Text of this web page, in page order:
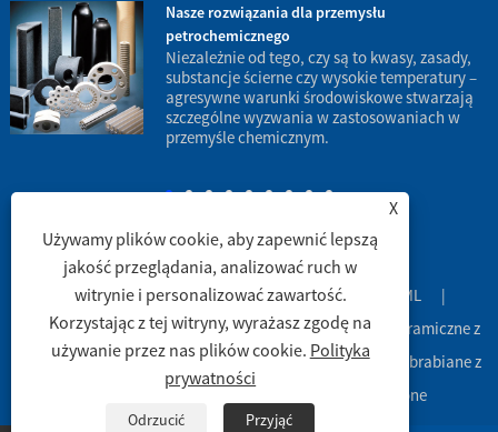
Nasze rozwiązania dla przemysłu
petrochemicznego
Niezależnie od tego, czy są to kwasy, zasady,
substancje ścierne czy wysokie temperatury –
agresywne warunki środowiskowe stwarzają
szczególne wyzwania w zastosowaniach w
przemyśle chemicznym.
Spinki do mankietów| Sitemap| RSS XML
|
Copyright © 2003 Engineering Ceramic Co., Ltd. - Rury ceramiczne z
tlenku glinu, naczynia ceramiczne z tlenku glinu, części obrabiane z
ceramiki z tlenku glinu -Wszelkie prawa zastrzeżone
X
Używamy plików cookie, aby zapewnić lepszą
jakość przeglądania, analizować ruch w
witrynie i personalizować zawartość.
Korzystając z tej witryny, wyrażasz zgodę na
używanie przez nas plików cookie. Polityka
prywatności
Odrzucić Przyjąć